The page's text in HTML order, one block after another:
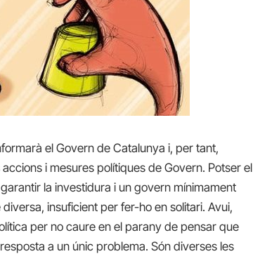
el Govern de Catalunya i, per tant,
i mesures polítiques de Govern. Potser el
la investidura i un govern mínimament
insuficient per fer-ho en solitari. Avui,
per no caure en el parany de pensar que
a un únic problema. Són diverses les